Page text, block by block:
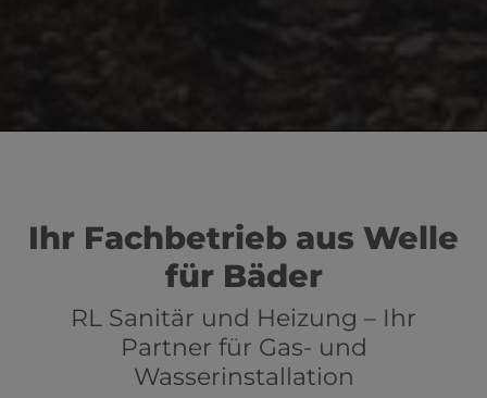
Ihr Fachbetrieb aus Welle
für Bäder
RL Sanitär und Heizung – Ihr
Partner für Gas- und
Wasserinstallation